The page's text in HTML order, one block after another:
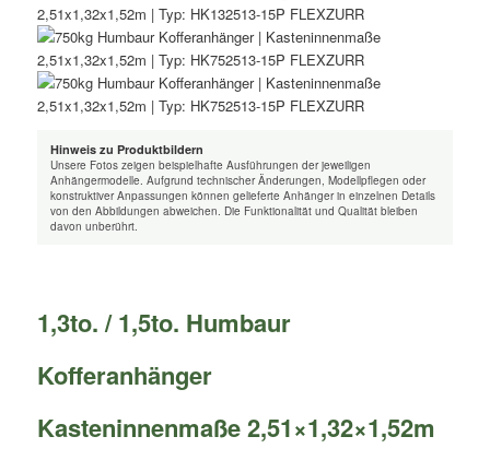
Hinweis zu Produktbildern
Unsere Fotos zeigen beispielhafte Ausführungen der jeweiligen
Anhängermodelle. Aufgrund technischer Änderungen, Modellpflegen oder
konstruktiver Anpassungen können gelieferte Anhänger in einzelnen Details
von den Abbildungen abweichen. Die Funktionalität und Qualität bleiben
davon unberührt.
1,3to. / 1,5to. Humbaur
Kofferanhänger
Kasteninnenmaße 2,51×1,32×1,52m